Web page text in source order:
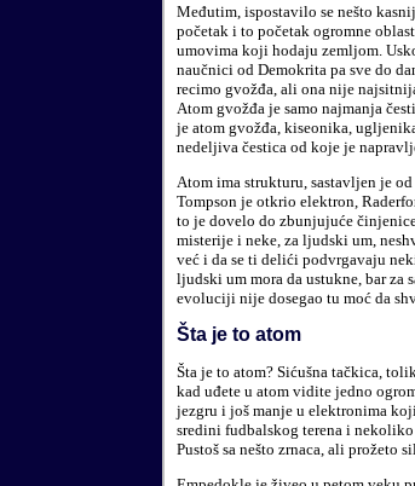
Međutim, ispostavilo se nešto
početak i to početak ogromne
umovima koji hodaju zemljom.
naučnici od Demokrita pa sve do
recimo gvožđa, ali ona nije
Atom gvožđa je samo najmanja
je atom gvožđa, kiseonika,
nedeljiva čestica od koje je
Atom ima strukturu, sastavljen je
Tompson je otkrio elektron,
to je dovelo do zbunjujuće
misterije i neke, za ljudski um,
već i da se ti delići podvrgavaju
ljudski um mora da ustukne, bar
evoluciji nije dosegao tu moć da
Šta je to atom
Šta je to atom? Sićušna tačkica,
kad uđete u atom vidite jedno
jezgru i još manje u elektronima
sredini fudbalskog terena i
Pustoš sa nešto zrnaca, ali prožeto